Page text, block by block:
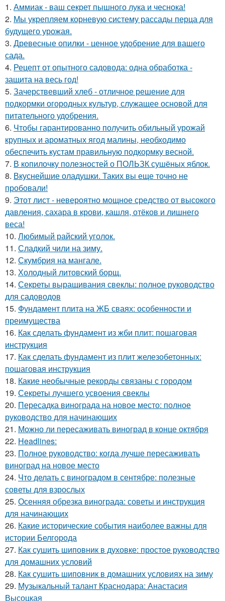
1. Аммиак - ваш секрет пышного лука и чеснока!
2. Мы укрепляем корневую систему рассады перца для
будущего урожая.
3. Древесные опилки - ценное удобрение для вашего
сада.
4. Рецепт от опытного садовода: одна обработка -
защита на весь год!
5. Зачерствевший хлеб - отличное решение для
подкормки огородных культур, служащее основой для
питательного удобрения.
6. Чтобы гарантированно получить обильный урожай
крупных и ароматных ягод малины, необходимо
обеспечить кустам правильную подкормку весной.
7. В копилочку полезностей о ПОЛЬЗК сушёных яблок.
8. Вкуснейшие оладушки. Таких вы еще точно не
пробовали!
9. Этот лист - невероятно мощное средство от высокого
давления, сахара в крови, кашля, отёков и лишнего
веса!
10. Любимый райский уголок.
11. Сладкий чили на зиму.
12. Скумбрия на мангале.
13. Холодный литовский борщ.
14. Секреты выращивания свеклы: полное руководство
для садоводов
15. Фундамент плита на ЖБ сваях: особенности и
преимущества
16. Как сделать фундамент из жби плит: пошаговая
инструкция
17. Как сделать фундамент из плит железобетонных:
пошаговая инструкция
18. Какие необычные рекорды связаны с городом
19. Секреты лучшего усвоения свеклы
20. Пересадка винограда на новое место: полное
руководство для начинающих
21. Можно ли пересаживать виноград в конце октября
22. Headlines:
23. Полное руководство: когда лучше пересаживать
виноград на новое место
24. Что делать с виноградом в сентябре: полезные
советы для взрослых
25. Осенняя обрезка винограда: советы и инструкция
для начинающих
26. Какие исторические события наиболее важны для
истории Белгорода
27. Как сушить шиповник в духовке: простое руководство
для домашних условий
28. Как сушить шиповник в домашних условиях на зиму
29. Музыкальный талант Краснодара: Анастасия
Высоцкая